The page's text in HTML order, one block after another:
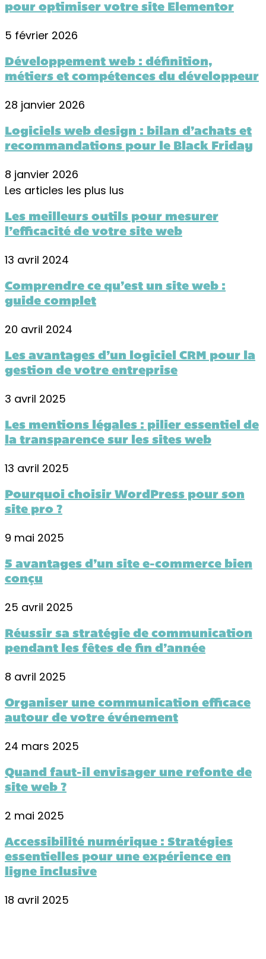
pour optimiser votre site Elementor
5 février 2026
Développement web : définition,
métiers et compétences du développeur
28 janvier 2026
Logiciels web design : bilan d’achats et
recommandations pour le Black Friday
8 janvier 2026
Les articles les plus lus
Les meilleurs outils pour mesurer
l’efficacité de votre site web
13 avril 2024
Comprendre ce qu’est un site web :
guide complet
20 avril 2024
Les avantages d’un logiciel CRM pour la
gestion de votre entreprise
3 avril 2025
Les mentions légales : pilier essentiel de
la transparence sur les sites web
13 avril 2025
Pourquoi choisir WordPress pour son
site pro ?
9 mai 2025
5 avantages d’un site e-commerce bien
conçu
25 avril 2025
Réussir sa stratégie de communication
pendant les fêtes de fin d’année
8 avril 2025
Organiser une communication efficace
autour de votre événement
24 mars 2025
Quand faut-il envisager une refonte de
site web ?
2 mai 2025
Accessibilité numérique : Stratégies
essentielles pour une expérience en
ligne inclusive
18 avril 2025